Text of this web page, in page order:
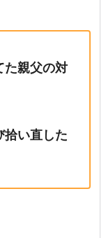
た親父の対
拾い直した